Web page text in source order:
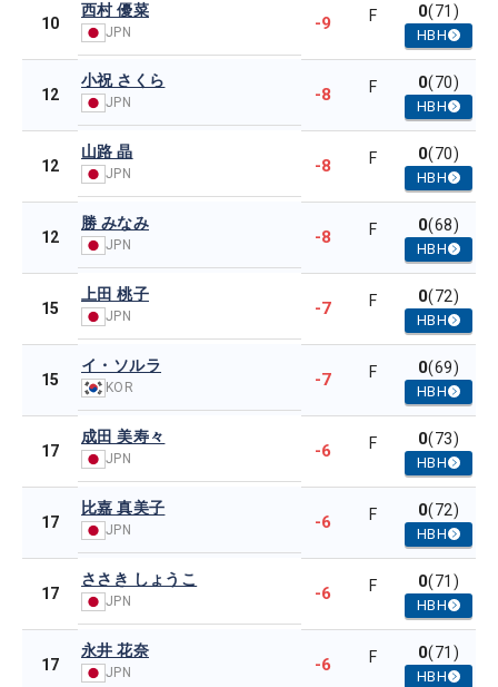
10
西村 優菜
JPN -9 F 0(71)
HBH
12
小祝 さくら
JPN -8 F 0(70)
HBH
12
山路 晶
JPN -8 F 0(70)
HBH
12
勝 みなみ
JPN -8 F 0(68)
HBH
15
上田 桃子
JPN -7 F 0(72)
HBH
15
イ・ソルラ
KOR -7 F 0(69)
HBH
17
成田 美寿々
JPN -6 F 0(73)
HBH
17
比嘉 真美子
JPN -6 F 0(72)
HBH
17
ささき しょうこ
JPN -6 F 0(71)
HBH
17
永井 花奈
JPN -6 F 0(71)
HBH